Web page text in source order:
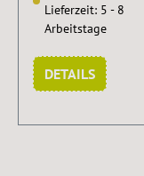
Lieferzeit: 5 - 8
Arbeitstage
DETAILS